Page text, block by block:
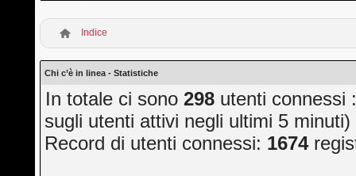
Indice
Chi c’è in linea - Statistiche
In totale ci sono298 utenti connessi
sugli utenti attivi negli ultimi 5 minuti)
Record di utenti connessi: 1674